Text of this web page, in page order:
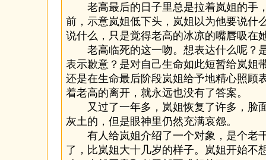
老高最后的日子里总是拉着岚姐的手
前，示意岚姐低下头，岚姐以为他要说什
说什么，只是觉得老高的冰凉的嘴唇吸在
老高临死的这一吻。想表达什么呢？
表示歉意？是对自己生命如此短暂给岚姐
还是在生命最后阶段岚姐给予地精心照顾
着老高的离开，就永远也没有了答案。
又过了一年多，岚姐恢复了许多，脸
灰土的，但是眼神里仍然充满哀怨。
有人给岚姐介绍了一个对象，是个老
了，比岚姐大十几岁的样子。岚姐开始不